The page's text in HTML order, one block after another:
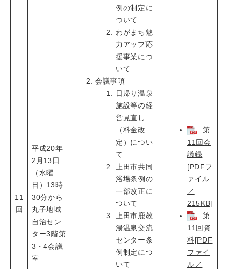
11
回
平成20年
2月13日
（水曜
日）13時
30分から
丸子地域
自治セン
ター3階第
3・4会議
室
例の制定に
ついて
わがまち魅
力アップ応
援事業につ
いて
会議事項
日帰り温泉
施設等の経
営見直し
（料金改
定）につい
て
上田市共同
浴場条例の
一部改正に
ついて
上田市鹿教
湯温泉交流
センター条
例制定につ
いて
第
11回会
議録
[PDFフ
ァイル
／
215KB]
第
11回資
料[PDF
ファイ
ル／